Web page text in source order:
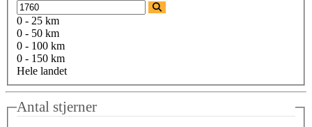
0 - 25 km
0 - 50 km
0 - 100 km
0 - 150 km
Hele landet
Antal stjerner